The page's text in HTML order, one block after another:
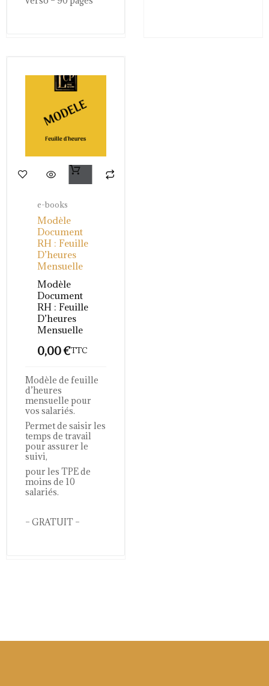
e-books
Modèle
Document
RH : Feuille
D’heures
Mensuelle
Modèle
Document
RH : Feuille
D’heures
Mensuelle
0,00€TTC
Modèle de feuille
d’heures
mensuelle pour
vos salariés.
Permet de saisir les
temps de travail
pour assurer le
suivi,
pour les TPE de
moins de 10
salariés.
– GRATUIT –